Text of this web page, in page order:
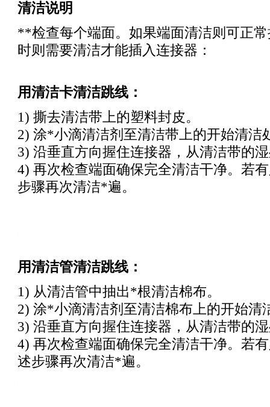
清洁说明
**检查每个端面。如果端面清洁则可正
时则需要清洁才能插入连接器：
用清洁卡清洁跳线：
1) 撕去清洁带上的塑料封皮。
2) 涂*小滴清洁剂至清洁带上的开始清洁
3) 沿垂直方向握住连接器，从清洁带的
4) 再次检查端面确保完全清洁干净。若
步骤再次清洁*遍。
用清洁管清洁跳线：
1) 从清洁管中抽出*根清洁棉布。
2) 涂*小滴清洁剂至清洁棉布上的开始清
3) 沿垂直方向握住连接器，从清洁带的
4) 再次检查端面确保完全清洁干净。若
述步骤再次清洁*遍。